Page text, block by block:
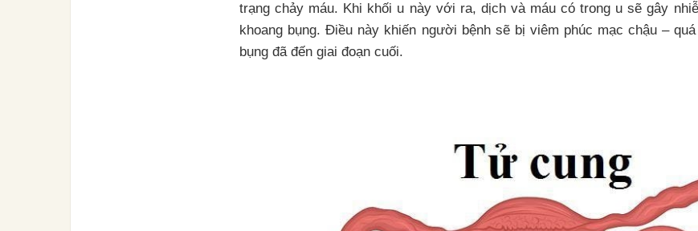
trạng chảy máu. Khi khối u này với ra, dịch và máu có trong u sẽ gây
khoang bụng. Điều này khiến người bệnh sẽ bị viêm phúc mạc chậu –
bụng đã đến giai đoạn cuối.